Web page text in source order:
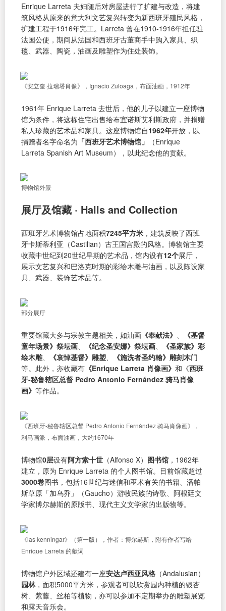
Enrique Larreta 夫妇随后对房屋进行了扩建与改造，将建
筑风格从原来的意大利文艺复兴转变为新西班牙殖民风格，
扩建工程于1916年完工。Larreta 曾在1910-1916年担任驻
法国公使，期间从法国和西班牙古董商手中购入家具、织
毯、武器、陶瓷，油画及雕塑作为住处装饰。
《安立奎·拉瑞塔肖像》，Ignacio Zuloaga，布面油画，1912年
1961年 Enrique Larreta 去世后，他的儿子以建立一座博物
馆为条件，将这栋住宅出售给布宜诺斯艾利斯政府，并捐赠
私人珍藏的艺术品和家具。这座博物馆自1962年开放，以
捐赠者名字命名为 「西班牙艺术博物馆」
（Enrique
Larreta Spanish Art Museum），以此纪念他的贡献。
博物馆外景
展厅及馆藏 · Halls and Collection
西班牙艺术博物馆占地面积7245平方米 ，建筑反映了西班
牙卡斯蒂利亚（Castilian）古王国宫殿的风格。博物馆主要
收藏中世纪到20世纪早期的艺术品，馆内设有12个展厅，
展示文艺复兴和巴洛克时期的彩绘木雕与油画，以及陈设家
具、武器、装饰艺术品等。
部分展厅
重要馆藏大多与宗教主题相关，如油画 《奉献法》 、
《基督
童年场景》祭坛画、 《纪念圣安娜》祭坛画、
《圣家族》彩
绘木雕、 《哀悼基督》雕塑、
《施洗者圣约翰》雕刻木门
等。此外，亦收藏有 《Enrique Larreta 肖像画》 和《西班
牙-秘鲁辖区总督 Pedro Antonio Fernández 骑马肖像
画》 等作品。
《西班牙-秘鲁辖区总督 Pedro Antonio Fernández 骑马肖像画》，
利马画派，布面油画，大约1670年
博物馆0层设有阿方索十世 （Alfonso X） 图书馆 ，1962年
建立，原为 Enrique Larreta 的个人图书馆。目前馆藏超过
3000卷图书，包括16世纪与迷信和巫术有关的书籍、潘帕
斯草原「加乌乔」（Gaucho）游牧民族的诗歌、阿根廷文
学家博尔赫斯的原版书、现代主义文学家的出版物等。
《las kenningar》（第一版），作者：博尔赫斯，附有作者写给
Enrique Larreta 的献词
博物馆户外区域还建有一座安达卢西亚风格 （Andalusian）
园林，面积5000平方米，参观者可以欣赏园内种植的银杏
树、紫藤、丝柏等植物，亦可以参加不定期举办的雕塑展览
和露天音乐会。